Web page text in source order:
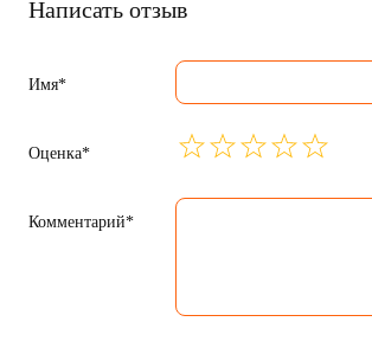
Написать отзыв
Имя*
Оценка*
Комментарий*